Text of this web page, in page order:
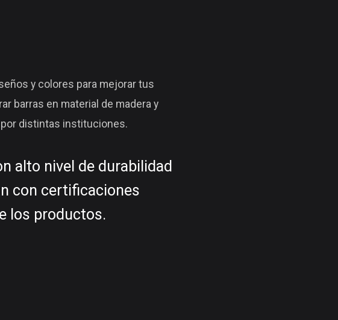
y colores para mejorar tus
barras en material de madera y
distintas instituciones.
alto nivel de durabilidad
con certificaciones
los productos.